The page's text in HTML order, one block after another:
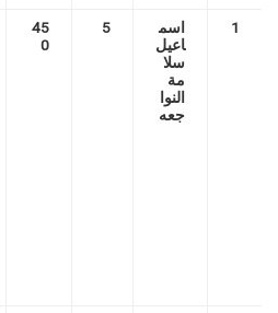
1
اسم
اعيل
سلا
مة
النوا
جعه
5
45
0